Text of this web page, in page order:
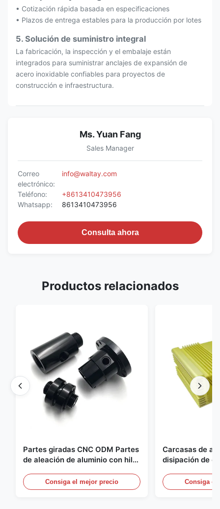
• Cotización rápida basada en especificaciones
• Plazos de entrega estables para la producción por lotes
5. Solución de suministro integral
La fabricación, la inspección y el embalaje están
integrados para suministrar anclajes de expansión de
acero inoxidable confiables para proyectos de
construcción e infraestructura.
Ms. Yuan Fang
Sales Manager
Correo
electrónico:
info@waltay.com
Teléfono:
+8613410473956
Whatsapp:
8613410473956
Consulta ahora
Productos relacionados
Partes giradas CNC ODM Partes
de aleación de aluminio con hilo
Consiga el mejor precio
Carcasas de
disipación de
alimentación
Consiga el